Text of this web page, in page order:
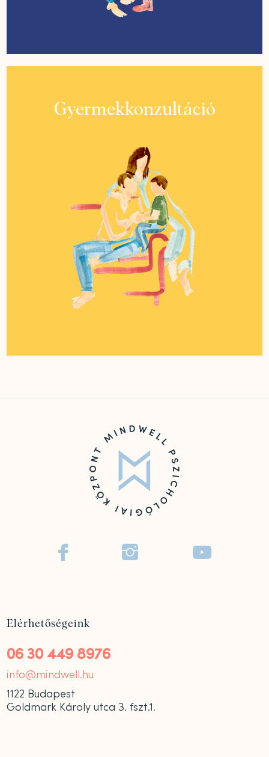
Gyermekkonzultáció
  
Elérhetőségeink
06 30 449 8976
info@mindwell.hu
1122 Budapest
Goldmark Károly utca 3. fszt.1.